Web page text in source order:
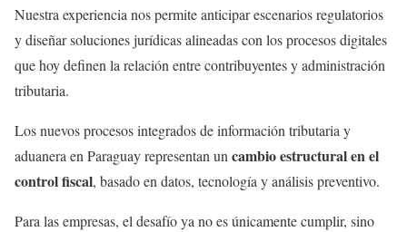
Nuestra experiencia nos permite anticipar escenarios regulatorios
y diseñar soluciones jurídicas alineadas con los procesos digitales
que hoy definen la relación entre contribuyentes y administración
tributaria.
Los nuevos procesos integrados de información tributaria y
aduanera en Paraguay representan uncambio estructural en el
control fiscal, basado en datos, tecnología y análisis preventivo.
Para las empresas, el desafío ya no es únicamente cumplir, sino